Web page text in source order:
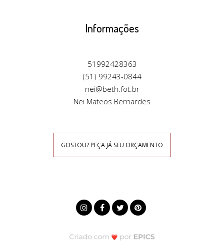
Informações
51992428363
(51) 99243-0844
nei@beth.fot.br
Nei Mateos Bernardes
GOSTOU? PEÇA JÁ SEU ORÇAMENTO